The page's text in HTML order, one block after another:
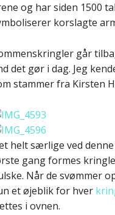
og har siden 1500
korslagte
går
det gør i dag. Jeg
stammer fra Kirsten
helt særlige ved
gang formes
Når de svømmer
et øjeblik for hver
i ovnen.